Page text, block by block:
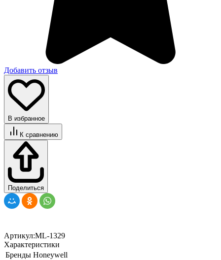
Добавить отзыв
В избранное
К сравнению
Поделиться
Артикул:ML-1329
Характеристики
Бренды Honeywell